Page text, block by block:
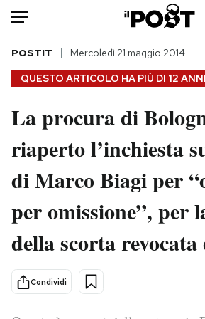
Auto
HOME
Italia
Politica
Tecnologia
Scienza
Cultura
Sport
Moda
QUESTO ARTICOLO HA PIÙ DI 12 ANNI
POSTIT Mercoledì 21 maggio 2014
La procura di
riaperto l’inchiesta
di Marco Biagi per
per omissione”, per
della scorta revocata
Condividi